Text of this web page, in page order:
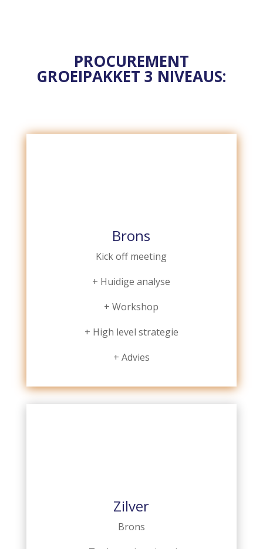
PROCUREMENT
GROEIPAKKET 3 NIVEAUS:
Brons
Kick off meeting
+ Huidige analyse
+ Workshop
+ High level strategie
+ Advies
Zilver
Brons